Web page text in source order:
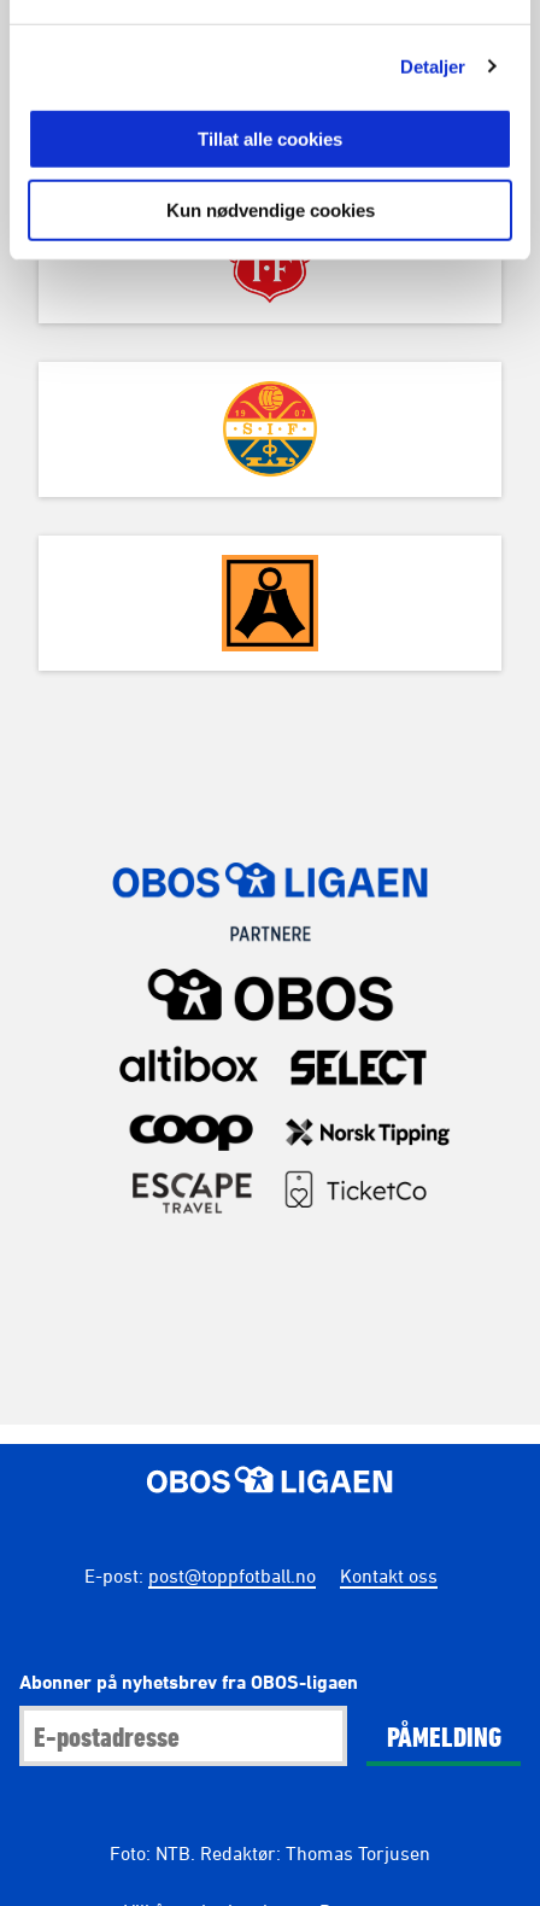
Detaljer
Tillat alle cookies
Kun nødvendige cookies
E-post: post@toppfotball.no Kontakt oss
Abonner på nyhetsbrev fra OBOS-ligaen
PÅMELDING
Foto: NTB. Redaktør: Thomas Torjusen